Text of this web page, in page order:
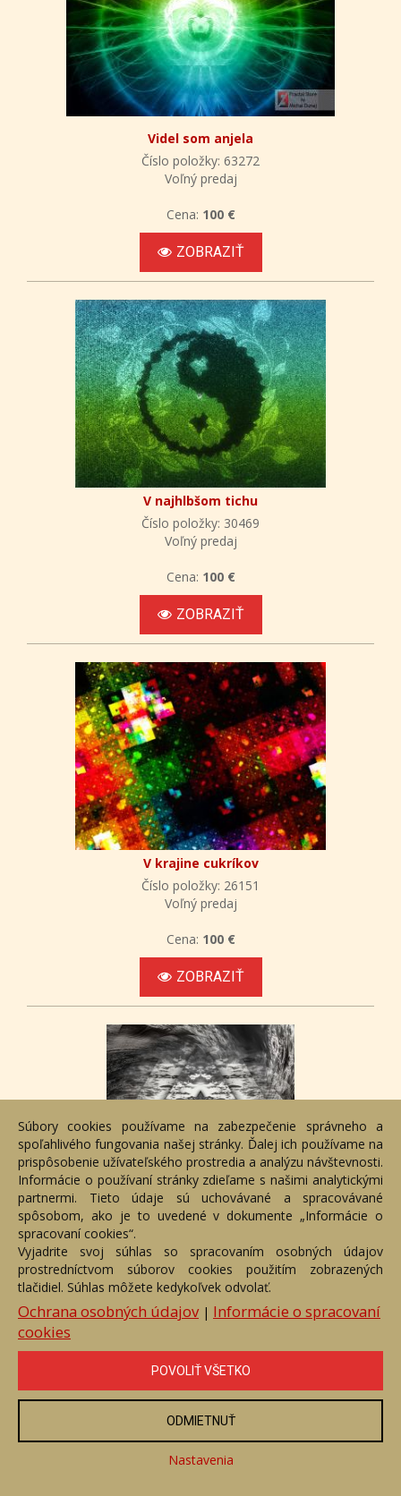
Videl som anjela
Číslo položky: 63272
Voľný predaj
Cena: 100 €
ZOBRAZIŤ
V najhlbšom tichu
Číslo položky: 30469
Voľný predaj
Cena: 100 €
ZOBRAZIŤ
V krajine cukríkov
Číslo položky: 26151
Voľný predaj
Cena: 100 €
ZOBRAZIŤ
Uvidíme sa tam
Číslo položky: 109738
Voľný predaj
Cena:
Súbory cookies používame na zabezpečenie správneho a
spoľahlivého fungovania našej stránky. Ďalej ich používame na
prispôsobenie užívateľského prostredia a analýzu návštevnosti.
Informácie o používaní stránky zdieľame s našimi analytickými
partnermi. Tieto údaje sú uchovávané a spracovávané
spôsobom, ako je to uvedené v dokumente „Informácie o
spracovaní cookies“.
Vyjadrite svoj súhlas so spracovaním osobných údajov
prostredníctvom súborov cookies použitím zobrazených
tlačidiel. Súhlas môžete kedykoľvek odvolať.
Ochrana osobných údajov| Informácie o spracovaní
cookies
POVOLIŤ VŠETKO
ODMIETNUŤ
Nastavenia